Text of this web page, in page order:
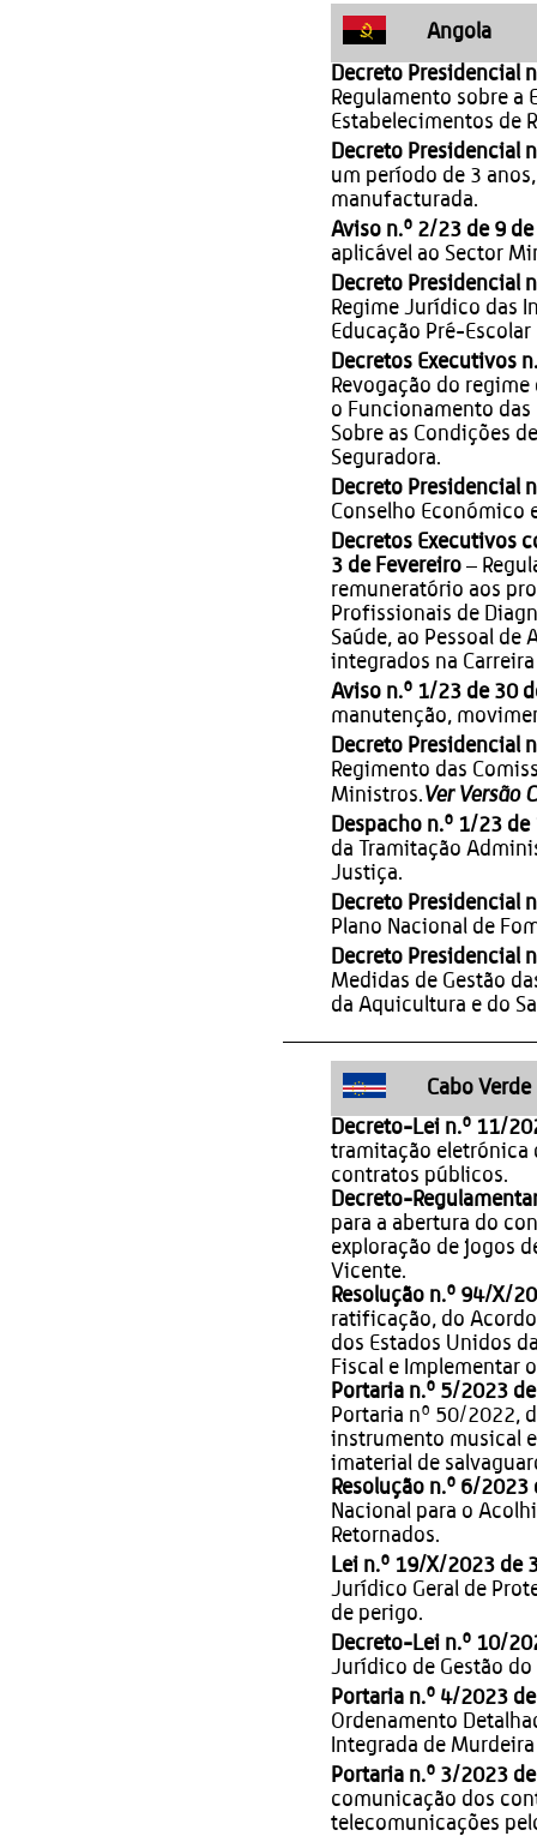
Angola
Decreto Presidencial
Regulamento sobre a
Estabelecimentos de
Decreto Presidencial
um período de 3
manufacturada.
Aviso n.º 2/23 de 9
aplicável ao Sector
Decreto Presidencial
Regime Jurídico das
Educação Pré-
Decretos Executivos
Revogação do
o Funcionamento das
Sobre as Condições
Seguradora.
Decreto Presidencial
Conselho
Decretos Executivos
3 de Fevereiro –
remuneratório aos
Profissionais de
Saúde, ao Pessoal
integrados na
Aviso n.º 1/23 de 30
manutenção,
Decreto Presidencial
Regimento das
Ministros.Ver Versão
Despacho n.º 1/23
da Tramitação
Justiça.
Decreto Presidencial
Plano Nacional de
Decreto Presidencial
Medidas de Gestão
da Aquicultura e do
Cabo Verde
Decreto-Lei n.º 11/
tramitação eletrónica
contratos públicos.
Decreto-
para a abertura do
exploração de jogos
Vicente.
Resolução n.º 94/X/
ratificação, do Acordo
dos Estados Unidos
Fiscal e Implementar
Portaria n.º 5/2023
Portaria nº 50/2022,
instrumento musical
imaterial de
Resolução n.º 6/2023
Nacional para o
Retornados.
Lei n.º 19/X/2023 de
Jurídico Geral de
de perigo.
Decreto-Lei n.º 10/
Jurídico de Gestão
Portaria n.º 4/2023
Ordenamento
Integrada de
Portaria n.º 3/2023
comunicação dos
telecomunicações